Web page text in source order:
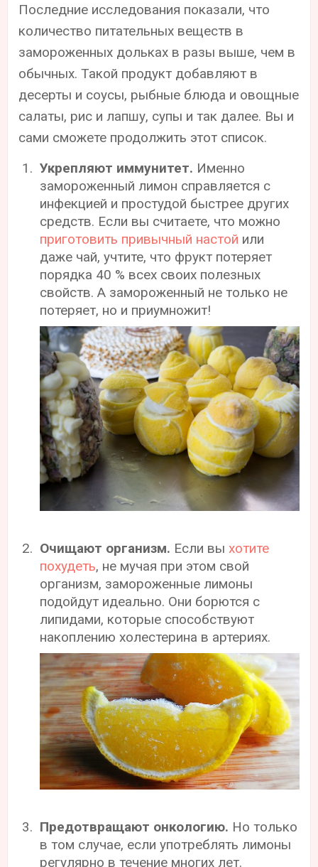
Последние исследования показали, что
количество питательных веществ в
замороженных дольках в разы выше, чем в
обычных. Такой продукт добавляют в
десерты и соусы, рыбные блюда и овощные
салаты, рис и лапшу, супы и так далее. Вы и
сами сможете продолжить этот список.
Укрепляют иммунитет. Именно
замороженный лимон справляется с
инфекцией и простудой быстрее других
средств. Если вы считаете, что можно
приготовить привычный настой или
даже чай, учтите, что фрукт потеряет
порядка 40 % всех своих полезных
свойств. А замороженный не только не
потеряет, но и приумножит!
Очищают организм. Если выхотите
похудеть, не мучая при этом свой
организм, замороженные лимоны
подойдут идеально. Они борются с
липидами, которые способствуют
накоплению холестерина в артериях.
Предотвращают онкологию. Но только
в том случае, если употреблять лимоны
регулярно в течение многих лет.